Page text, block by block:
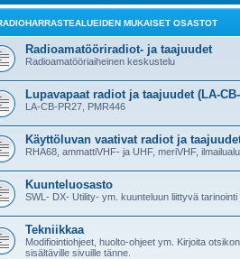
MUKAISET OSASTOT
Radioamatööriradiot- ja taajuudet
Radioamatööriaiheinen keskustelu
Lupavapaat radiot ja taajuudet (LA-
LA-CB-PR27, PMR446
Käyttöluvan vaativat radiot ja
RHA68, ammattiVHF- ja UHF, meriVHF,
Kuunteluosasto
SWL- DX- Utility- ym. kuunteluun liittyvä
Tekniikkaa
Modifiointiohjeet, huolto-ohjeet ym. Kirjoita
sisältäville sivuille tänne.